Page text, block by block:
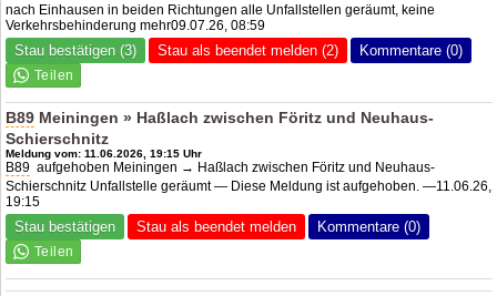
nach Einhausen in beiden Richtungen alle Unfallstellen geräumt, keine
Verkehrsbehinderung mehr09.07.26, 08:59
Stau bestätigen (3) Stau als beendet melden (2) Kommentare (0)
B89 Meiningen » Haßlach zwischen Föritz und Neuhaus-
Schierschnitz
Meldung vom: 11.06.2026, 19:15 Uhr
B89 aufgehoben Meiningen → Haßlach zwischen Föritz und Neuhaus-
Schierschnitz Unfallstelle geräumt — Diese Meldung ist aufgehoben. —11.06.26,
19:15
Stau bestätigen Stau als beendet melden Kommentare (0)